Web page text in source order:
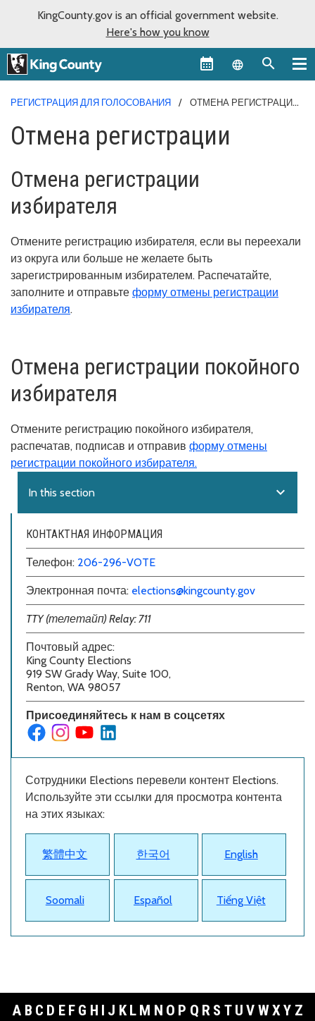
KingCounty.gov is an official government website.
Here's how you know
Language
РЕГИСТРАЦИЯ ДЛЯ ГОЛОСОВАНИЯ ОТМЕНА РЕГИСТРАЦИИ
Отмена регистрации
Отмена регистрации
избирателя
Отмените регистрацию избирателя, если вы переехали
из округа или больше не желаете быть
зарегистрированным избирателем. Распечатайте,
заполните и отправьте форму отмены регистрации
избирателя.
Отмена регистрации покойного
избирателя
Отмените регистрацию покойного избирателя,
распечатав, подписав и отправив форму отмены
регистрации покойного избирателя.
In this section expand_more
КОНТАКТНАЯ ИНФОРМАЦИЯ
Телефон: 206-296-VOTE
Электронная почта: elections@kingcounty.gov
TTY (телетайп) Relay: 711
Почтовый адрес:
King County Elections
919 SW Grady Way, Suite 100,
Renton, WA 98057
Присоединяйтесь к нам в соцсетях
Сотрудники Elections перевели контент Elections.
Используйте эти ссылки для просмотра контента
на этих языках:
繁體中文 한국어 English
Soomali Español Tiếng Việt
A B C D E F G H I J K L M N O P Q R S T U V WXY Z